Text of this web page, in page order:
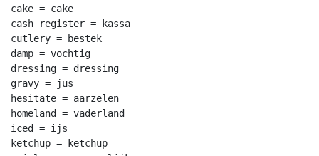
cake = cake
cash register = kassa
cutlery = bestek
damp = vochtig
dressing = dressing
gravy = jus
hesitate = aarzelen
homeland = vaderland
iced = ijs
ketchup = ketchup